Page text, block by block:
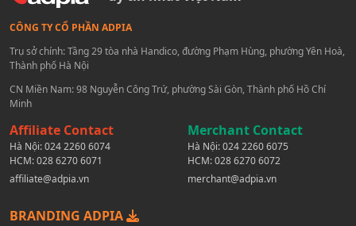
CÔNG TY CỔ PHẦN ADPIA
Trụ sở chính: Tầng 29 tòa nhà Handico, đường Phạm Hùng, phường Yên Hoà,
Thành phố Hà Nội
CN Miền Nam: 98 Nguyễn Công Trứ, phường Sài Gòn, Thành phố Hồ Chí
Minh
Affiliate Contact
Hà Nội:024 2260 6074
HCM:028 6270 6071
affiliate@adpia.vn
Merchant Contact
Hà Nội:024 2260 6075
HCM:028 6270 6072
merchant@adpia.vn
BRANDING ADPIA